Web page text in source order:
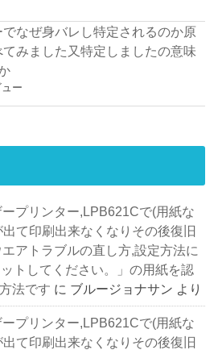
でなぜ身バレし特定されるのか原
みました又特定しましたの意味
ー
プリンター,LPB621Cで(用紙な
て印刷出来なくなりその後復旧
アトラブルの直し方,設定方法に
トしてください。」の用紙を認
法です に ブルージョナサン より
プリンター,LPB621Cで(用紙な
て印刷出来なくなりその後復旧